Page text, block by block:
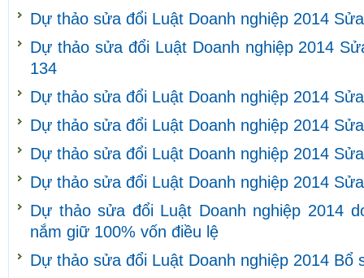
Dự thảo sửa đổi Luật Doanh nghiệp 2014
Dự thảo sửa đổi Luật Doanh nghiệp 2014
134
Dự thảo sửa đổi Luật Doanh nghiệp 2014
Dự thảo sửa đổi Luật Doanh nghiệp 2014
Dự thảo sửa đổi Luật Doanh nghiệp 2014
Dự thảo sửa đổi Luật Doanh nghiệp 2014
Dự thảo sửa đổi Luật Doanh nghiệp 2014
nắm giữ 100% vốn điều lệ
Dự thảo sửa đổi Luật Doanh nghiệp 2014 Bổ